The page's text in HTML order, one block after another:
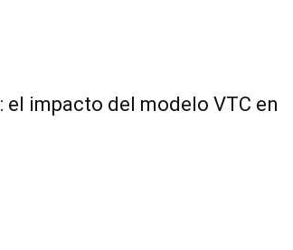
impacto del modelo VTC en